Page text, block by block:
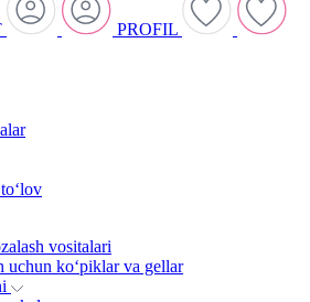
PROFIL
vositalari
uchun ko‘piklar va gellar